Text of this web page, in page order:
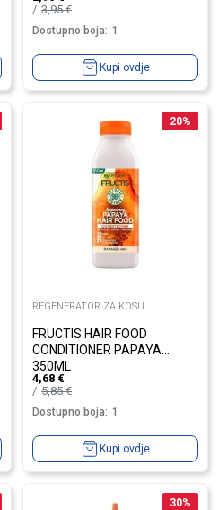
3,95€
Dostupno boja: 1
Kupi ovdje
20%
REGENERATOR ZA KOSU
FRUCTIS HAIR FOOD
CONDITIONER PAPAYA
350ML
4,68 €
5,85€
Dostupno boja: 1
Kupi ovdje
30%